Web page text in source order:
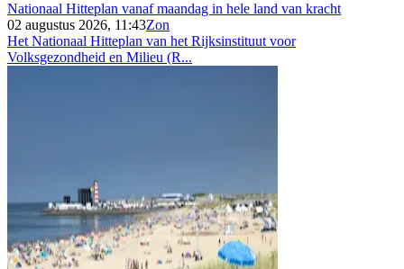
Nationaal Hitteplan vanaf maandag in hele land van kracht
02 augustus 2026, 11:43Zon
Het Nationaal Hitteplan van het Rijksinstituut voor
Volksgezondheid en Milieu (R...